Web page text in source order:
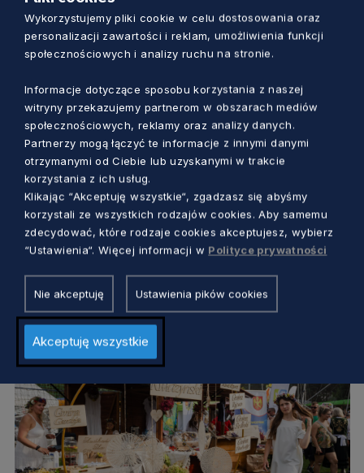
OBSZARY WIEJSKIE
Dożynki Województwa Pomorskiego
2024. W tym roku w Owidzu będzie moc
Wykorzystujemy pliki cookie w celu dostosowania oraz
personalizacji zawartości i reklam, umożliwienia funkcji
społecznościowych i analizy ruchu na stronie.
Informacje dotyczące sposobu korzystania z naszej
witryny przekazujemy partnerom w obszarach mediów
społecznościowych, reklamy oraz analizy danych.
Partnerzy mogą łączyć te informacje z innymi danymi
otrzymanymi od Ciebie lub uzyskanymi w trakcie
korzystania z ich usług.
Klikając “Akceptuję wszystkie“, zgadzasz się abyśmy
korzystali ze wszystkich rodzajów cookies. Aby samemu
zdecydować, które rodzaje cookies akceptujesz, wybierz
“Ustawienia“. Więcej informacji w Polityce prywatności
Nie akceptuję Ustawienia pików cookies
Akceptuję wszystkie